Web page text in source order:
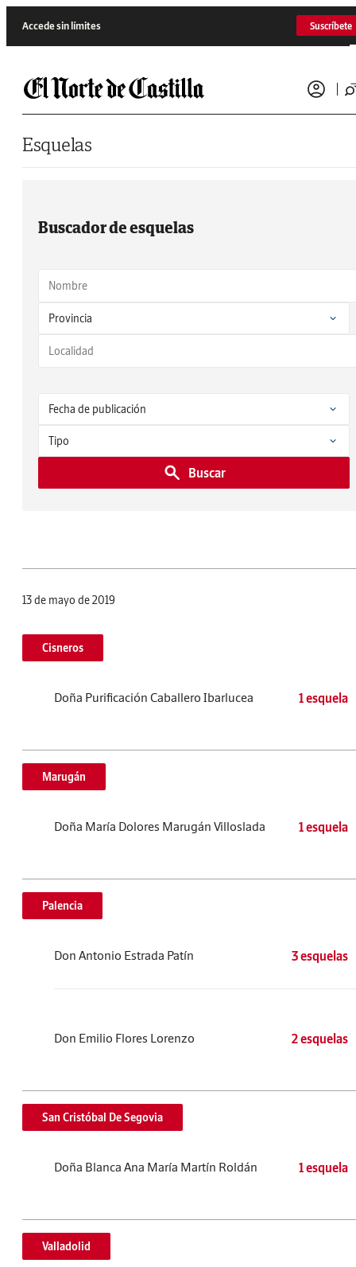
Accede sin límites Suscríbete
Esquelas
Buscador de esquelas
Buscar
13 de mayo de 2019
Cisneros
Doña Purificación Caballero Ibarlucea 1 esquela
Marugán
Doña María Dolores Marugán Villoslada 1 esquela
Palencia
Don Antonio Estrada Patín 3 esquelas
Don Emilio Flores Lorenzo 2 esquelas
San Cristóbal De Segovia
Doña Blanca Ana María Martín Roldán 1 esquela
Valladolid